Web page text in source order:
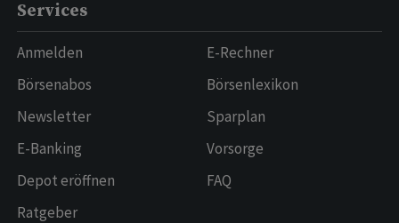
Services
Anmelden
Börsenabos
Newsletter
E-Banking
Depot eröffnen
Ratgeber
E-Rechner
Börsenlexikon
Sparplan
Vorsorge
FAQ